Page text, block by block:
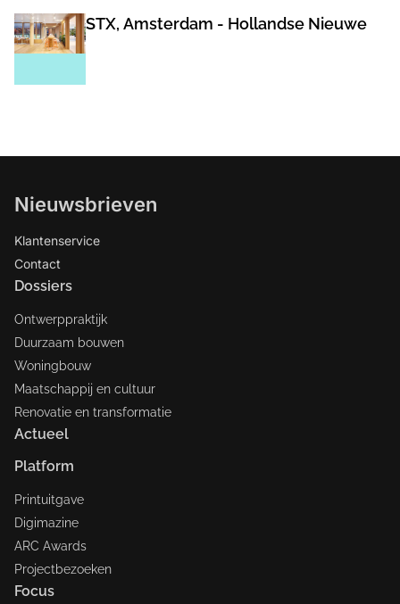
STX, Amsterdam - Hollandse Nieuwe
Nieuwsbrieven
Klantenservice
Contact
Dossiers
Ontwerppraktijk
Duurzaam bouwen
Woningbouw
Maatschappij en cultuur
Renovatie en transformatie
Actueel
Platform
Printuitgave
Digimazine
ARC Awards
Projectbezoeken
Focus